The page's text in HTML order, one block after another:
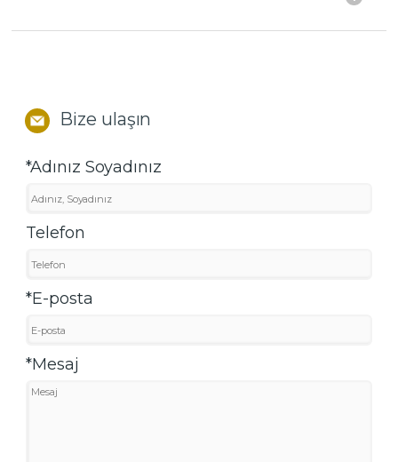
Bize ulaşın
*Adınız Soyadınız
Telefon
*E-posta
*Mesaj